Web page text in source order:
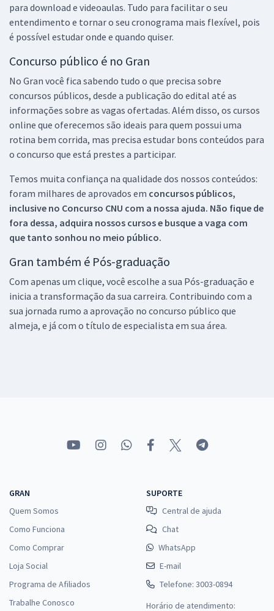
para download e videoaulas. Tudo para facilitar o seu
entendimento e tornar o seu cronograma mais flexível, pois
é possível estudar onde e quando quiser.
Concurso público é no Gran
No Gran você fica sabendo tudo o que precisa sobre
concursos públicos, desde a publicação do edital até as
informações sobre as vagas ofertadas. Além disso, os cursos
online que oferecemos são ideais para quem possui uma
rotina bem corrida, mas precisa estudar bons conteúdos para
o concurso que está prestes a participar.
Temos muita confiança na qualidade dos nossos conteúdos:
foram milhares de aprovados em concursos públicos,
inclusive no Concurso CNU com a nossa ajuda. Não fique de
fora dessa, adquira nossos cursos e busque a vaga com
que tanto sonhou no meio público.
Gran também é Pós-graduação
Com apenas um clique, você escolhe a sua Pós-graduação e
inicia a transformação da sua carreira. Contribuindo com a
sua jornada rumo a aprovação no concurso público que
almeja, e já com o título de especialista em sua área.
GRAN
Quem Somos
Como Funciona
Como Comprar
Loja Social
Programa de Afiliados
Trabalhe Conosco
SUPORTE
Central de ajuda
Chat
WhatsApp
E-mail
Telefone: 3003-0894
Horário de atendimento: